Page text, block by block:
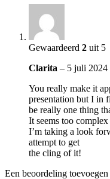
Gewaardeerd 2 uit 5
Clarita – 5 juli 2024
You really make it
presentation but I in
be really one thing
It seems too
I’m taking a look
attempt to get
the cling of it!
Een beoordeling toevoegen